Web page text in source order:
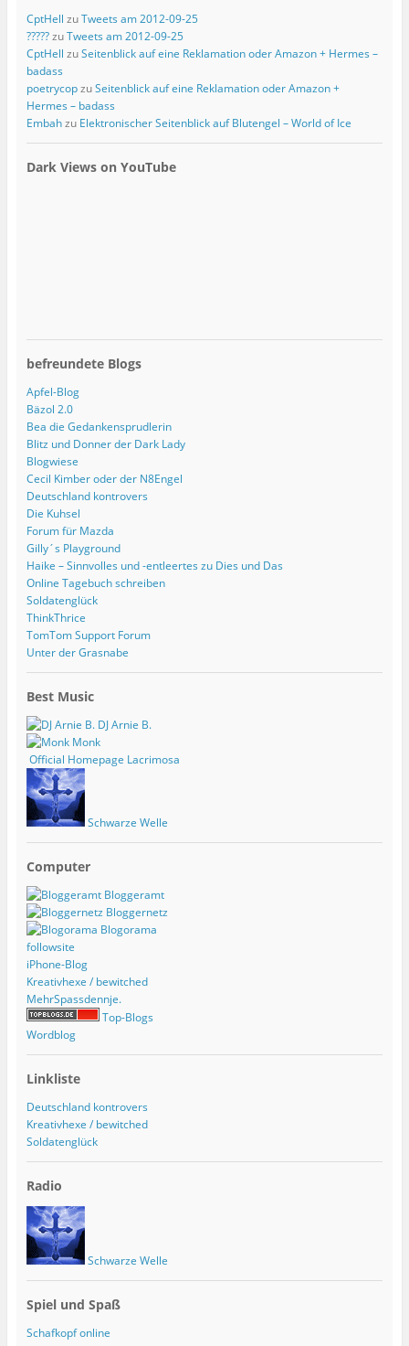
CptHell zuTweets am 2012-09-25
?????zuTweets am 2012-09-25
CptHell zuSeitenblick auf eine Reklamation oder Amazon + Hermes –
badass
poetrycopzuSeitenblick auf eine Reklamation oder Amazon +
Hermes – badass
Embahzu Elektronischer Seitenblick auf Blutengel – World of Ice
Dark Views on YouTube
befreundete Blogs
Apfel-Blog
Bäzol 2.0
Bea die Gedankensprudlerin
Blitz und Donner der Dark Lady
Blogwiese
Cecil Kimber oder der N8Engel
Deutschland kontrovers
Die Kuhsel
Forum für Mazda
Gilly´s Playground
Haike – Sinnvolles und -entleertes zu Dies und Das
Online Tagebuch schreiben
Soldatenglück
ThinkThrice
TomTom Support Forum
Unter der Grasnabe
Best Music
DJ Arnie B.
Monk
Official Homepage Lacrimosa
Schwarze Welle
Computer
Bloggeramt
Bloggernetz
Blogorama
followsite
iPhone-Blog
Kreativhexe / bewitched
MehrSpassdennje.
Top-Blogs
Wordblog
Linkliste
Deutschland kontrovers
Kreativhexe / bewitched
Soldatenglück
Radio
Schwarze Welle
Spiel und Spaß
Schafkopf online